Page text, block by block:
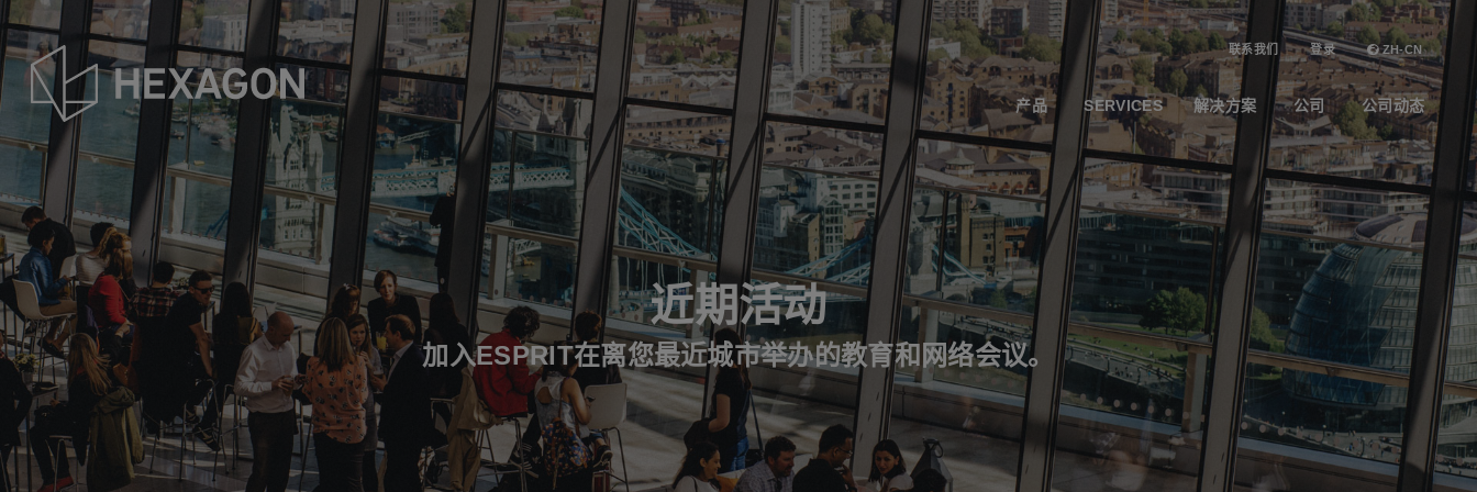
Skip
to
main
content
联系我们 登录 ZH-CN
产品 SERVICES 解决方案 公司 公司动态
近期活动
加入ESPRIT在离您最近城市举办的教育和网络会议。